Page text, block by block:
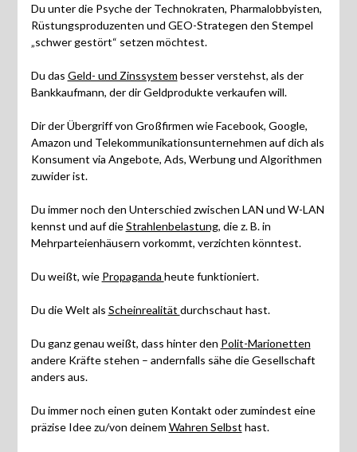
Du unter die Psyche der Technokraten, Pharmalobbyisten,
Rüstungsproduzenten und GEO-Strategen den Stempel
„schwer gestört“ setzen möchtest.
Du das Geld- und Zinssystem besser verstehst, als der
Bankkaufmann, der dir Geldprodukte verkaufen will.
Dir der Übergriff von Großfirmen wie Facebook, Google,
Amazon und Telekommunikationsunternehmen auf dich als
Konsument via Angebote, Ads, Werbung und Algorithmen
zuwider ist.
Du immer noch den Unterschied zwischen LAN und W-LAN
kennst und auf dieStrahlenbelastung, die z. B. in
Mehrparteienhäusern vorkommt, verzichten könntest.
Du weißt, wie Propaganda heute funktioniert.
Du die Welt als Scheinrealität durchschaut hast.
Du ganz genau weißt, dass hinter den Polit-Marionetten
andere Kräfte stehen – andernfalls sähe die Gesellschaft
anders aus.
Du immer noch einen guten Kontakt oder zumindest eine
präzise Idee zu/von deinem Wahren Selbst hast.